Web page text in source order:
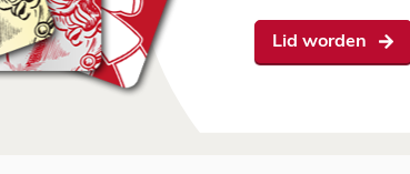
Lid worden